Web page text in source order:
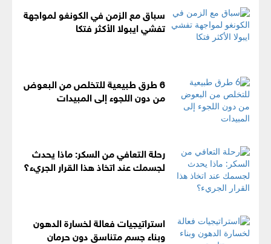
سباق مع الزمن في الكونغو لمواجهة
تفشي ايبولا الأكثر فتكا
6 طرق طبيعية للتخلص من البعوض
من دون اللجوء إلى المبيدات
رحلة التعافي من السكر: ماذا يحدث
لجسمك عند اتخاذ هذا القرار الجريء؟
استراتيجيات فعالة لخسارة الدهون
وبناء جسم متناسق دون حرمان